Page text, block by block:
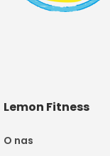
Lemon Fitness
O nas